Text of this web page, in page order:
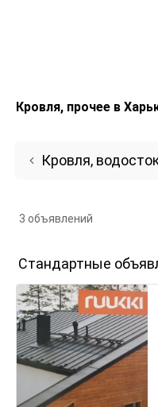
Кровля, прочее в
Кровля,
3 объявлений
Стандартные